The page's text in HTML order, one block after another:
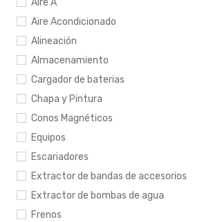
Aire A
Aire Acondicionado
Alineación
Almacenamiento
Cargador de baterias
Chapa y Pintura
Conos Magnéticos
Equipos
Escariadores
Extractor de bandas de accesorios
Extractor de bombas de agua
Frenos